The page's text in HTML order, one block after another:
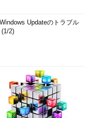
Updateのトラブル
2)